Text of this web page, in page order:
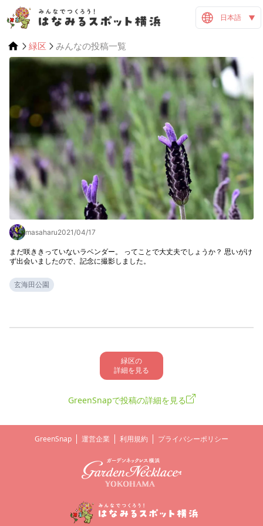
日本語
緑区 みんなの投稿一覧
masaharu2021/04/17
まだ咲ききっていないラベンダー。 ってことで大丈夫でしょうか？ 思いがけ
ず出会いましたので、記念に撮影しました。
玄海田公園
緑区の
詳細を見る
GreenSnapで投稿の詳細を見る
GreenSnap 運営企業 利用規約 プライバシーポリシー